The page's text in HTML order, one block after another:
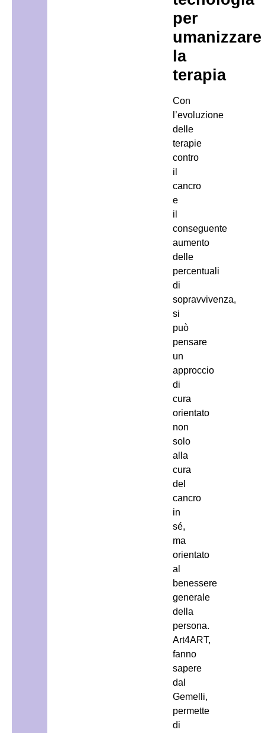
per
umanizzare
la
terapia
Con
l’evoluzione
delle
terapie
contro
il
cancro
e
il
conseguente
aumento
delle
percentuali
di
sopravvivenza,
si
può
pensare
un
approccio
di
cura
orientato
non
solo
alla
cura
del
cancro
in
sé,
ma
orientato
al
benessere
generale
della
persona.
Art4ART,
fanno
sapere
dal
Gemelli,
permette
di